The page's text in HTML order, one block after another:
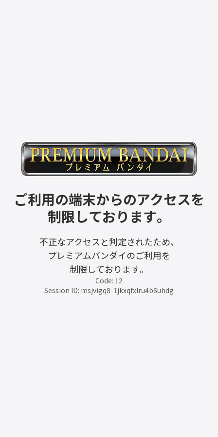
ご利用の端末からのアクセスを
制限しております。
不正なアクセスと判定されたため、
プレミアムバンダイのご利用を
制限しております。
Code: 12
Session ID: msjvigq8-1jkxqfxlru4b6uhdg